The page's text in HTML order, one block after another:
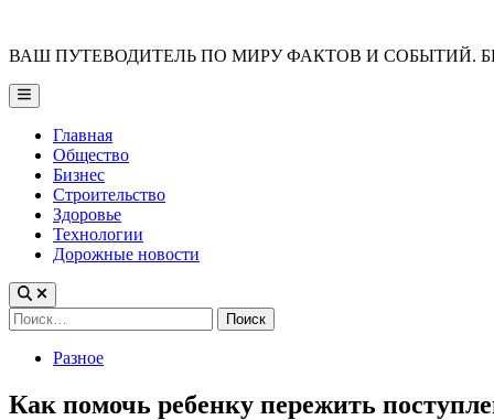
content
ВАШ ПУТЕВОДИТЕЛЬ ПО МИРУ ФАКТОВ И СОБЫТИЙ.
Main
Menu
Главная
Общество
Бизнес
Строительство
Здоровье
Технологии
Дорожные новости
Найти:
PostedРазное
Как помочь ребенку пережить